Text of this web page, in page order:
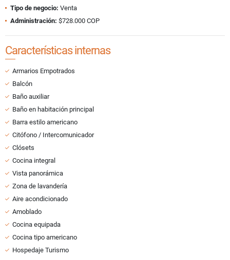
Tipo de negocio: Venta
Administración: $728.000 COP
Características internas
Armarios Empotrados
Balcón
Baño auxiliar
Baño en habitación principal
Barra estilo americano
Citófono / Intercomunicador
Clósets
Cocina integral
Vista panorámica
Zona de lavandería
Aire acondicionado
Amoblado
Cocina equipada
Cocina tipo americano
Hospedaje Turismo